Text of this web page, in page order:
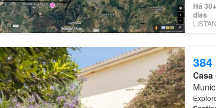
Há 30+
dias
384
Casa